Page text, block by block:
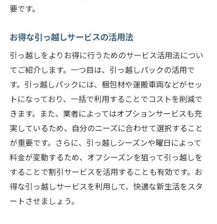
要です。
お得な引っ越しサービスの活用法
引っ越しをよりお得に行うためのサービス活用法につい
てご紹介します。一つ目は、引っ越しパックの活用で
す。引っ越しパックには、梱包材や運搬車両などがセッ
トになっており、一括で利用することでコストを削減で
きます。また、業者によってはオプションサービスも充
実しているため、自分のニーズに合わせて選択すること
が重要です。さらに、引っ越しシーズンや曜日によって
料金が変動するため、オフシーズンを狙って引っ越しを
することで割引サービスを活用することも有効です。お
得な引っ越しサービスを利用して、快適な新生活をスタ
ートさせましょう。